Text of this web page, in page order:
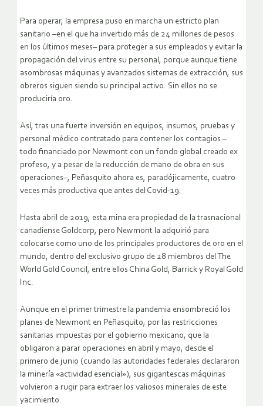
Para operar, la empresa puso en marcha un estricto plan
sanitario –en el que ha invertido más de 24 millones de pesos
en los últimos meses– para proteger a sus empleados y evitar la
propagación del virus entre su personal, porque aunque tiene
asombrosas máquinas y avanzados sistemas de extracción, sus
obreros siguen siendo su principal activo. Sin ellos no se
produciría oro.
Así, tras una fuerte inversión en equipos, insumos, pruebas y
personal médico contratado para contener los contagios –
todo financiado por Newmont con un fondo global creado ex
profeso, y a pesar de la reducción de mano de obra en sus
operaciones–, Peñasquito ahora es, paradójicamente, cuatro
veces más productiva que antes del Covid-19.
Hasta abril de 2019, esta mina era propiedad de la trasnacional
canadiense Goldcorp, pero Newmont la adquirió para
colocarse como uno de los principales productores de oro en el
mundo, dentro del exclusivo grupo de 28 miembros del The
World Gold Council, entre ellos China Gold, Barrick y Royal Gold
Inc.
Aunque en el primer trimestre la pandemia ensombreció los
planes de Newmont en Peñasquito, por las restricciones
sanitarias impuestas por el gobierno mexicano, que la
obligaron a parar operaciones en abril y mayo, desde el
primero de junio (cuando las autoridades federales declararon
la minería «actividad esencial»), sus gigantescas máquinas
volvieron a rugir para extraer los valiosos minerales de este
yacimiento.